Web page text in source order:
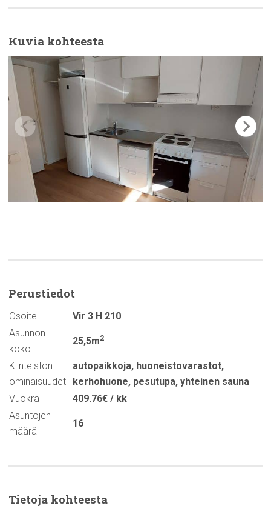
Kuvia kohteesta
Perustiedot
Osoite
Vir 3 H 210
Asunnon
koko
25,5m2
Kiinteistön
ominaisuudet
autopaikkoja, huoneistovarastot,
kerhohuone, pesutupa, yhteinen sauna
Vuokra
409.76€ / kk
Asuntojen
määrä
16
Tietoja kohteesta